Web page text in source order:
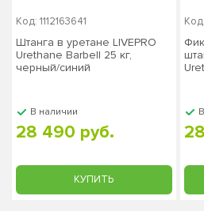
Код: 1112163641
Штанга в уретане LIVEPRO
Urethane Barbell 25 кг,
черный/синий
В наличии
28 490 руб.
КУПИТЬ